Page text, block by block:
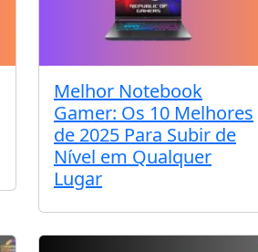
Melhor Notebook
Gamer: Os 10 Melhores
de 2025 Para Subir de
Nível em Qualquer
Lugar